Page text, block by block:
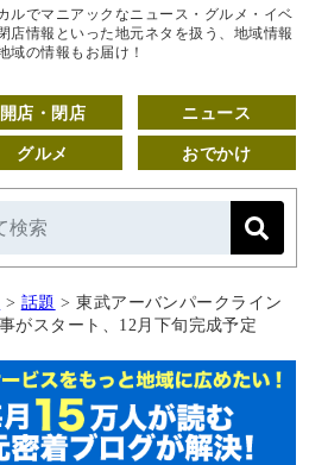
ルでマニアックなニュース・グルメ・イベ
店情報といった地元ネタを扱う、地域情報
域の情報もお届け！
開店・閉店 ニュース
グルメ おでかけ
> 話題 > 東武アーバンパークライン
がスタート、12月下旬完成予定